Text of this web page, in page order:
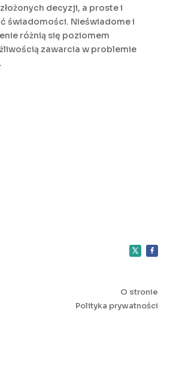
decyzji, a proste i
świadomości. Nieświadome i
różnią się poziomem
zawarcia w problemie
O stronie
Polityka prywatności